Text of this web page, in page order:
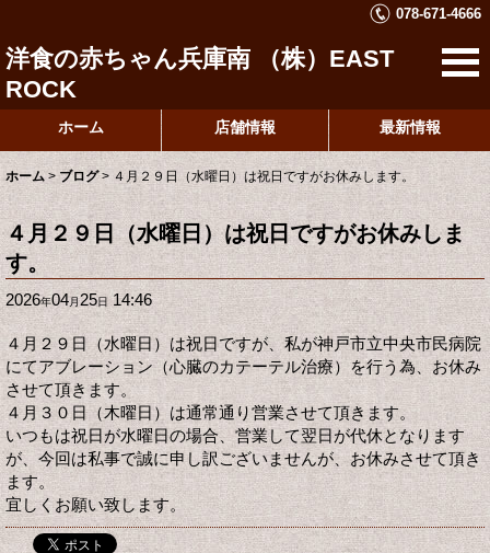
078-671-4666
洋食の赤ちゃん兵庫南 （株）EAST
ROCK
ホーム 店舗情報 最新情報
ホーム > ブログ > ４月２９日（水曜日）は祝日ですがお休みします。
４月２９日（水曜日）は祝日ですがお休みしま
す。
2026年04月25日 14:46
４月２９日（水曜日）は祝日ですが、私が神戸市立中央市民病院
にてアブレーション（心臓のカテーテル治療）を行う為、お休み
させて頂きます。
４月３０日（木曜日）は通常通り営業させて頂きます。
いつもは祝日が水曜日の場合、営業して翌日が代休となります
が、今回は私事で誠に申し訳ございませんが、お休みさせて頂き
ます。
宜しくお願い致します。